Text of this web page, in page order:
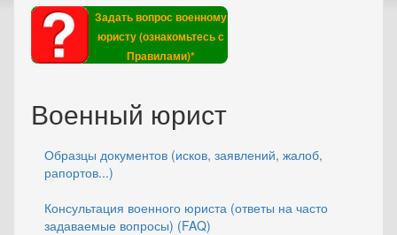
Задать вопрос военному
юристу (ознакомьтесь с
Правилами)*
Военный юрист
Образцы документов (исков, заявлений, жалоб,
рапортов...)
Консультация военного юриста (ответы на часто
задаваемые вопросы) (FAQ)